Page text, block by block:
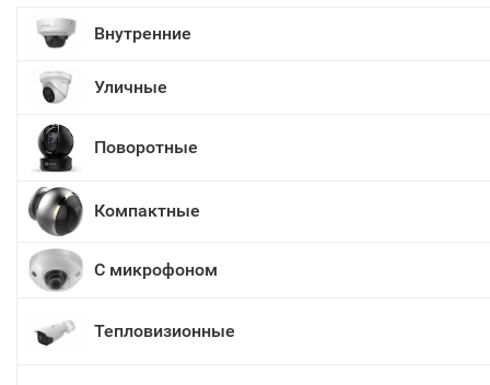
Внутренние
Уличные
Поворотные
Компактные
С микрофоном
Тепловизионные